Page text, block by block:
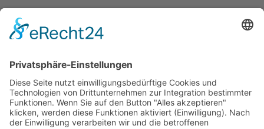
Fachinformationen
Erstattungsfähige rezeptfreie Medikamente
Studie: Reduziert das Darmbakterium Bacteroides vulgatus
Heißhunger auf Süßes?
Verband Unabhängiger Heilpraktiker e.V.